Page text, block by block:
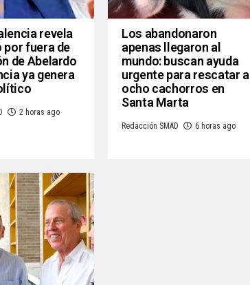
revela
por fuera de
de Abelardo
ya genera
2 horas ago
Los abandonaron
apenas llegaron al
mundo: buscan ayuda
urgente para rescatar a
ocho cachorros en
Santa Marta
Redacción SMAD 6 horas ago